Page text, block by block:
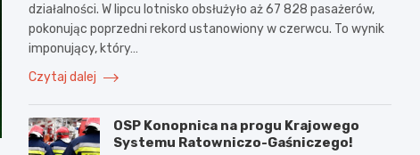
działalności. W lipcu lotnisko obsłużyło aż 67 828 pasażerów,
pokonując poprzedni rekord ustanowiony w czerwcu. To wynik
imponujący, który…
Czytaj dalej
OSP Konopnica na progu Krajowego
Systemu Ratowniczo-Gaśniczego!